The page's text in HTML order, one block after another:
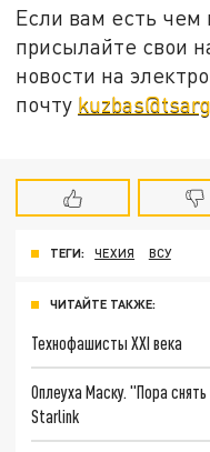
Если вам есть чем
присылайте свои
новости на
почту
ТЕГИ: ЧЕХИЯ ВСУ
ЧИТАЙТЕ ТАКЖЕ:
Технофашисты XXI века
Оплеуха Маску. "Пора
Starlink